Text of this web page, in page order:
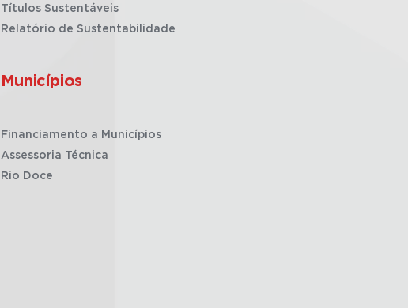
Títulos Sustentáveis
Relatório de Sustentabilidade
Municípios
Financiamento a Municípios
Assessoria Técnica
Rio Doce